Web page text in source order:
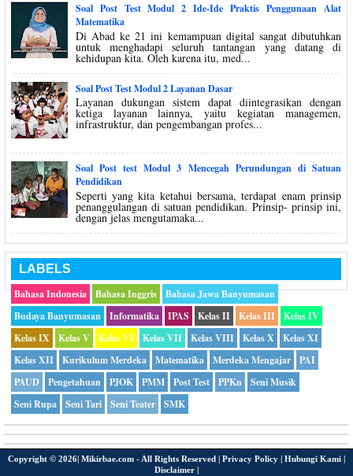
Soal Post Test Modul 2 Ide-Ide Praktis Penggunaan Alat
Matematika
Di Abad ke 21 ini kemampuan digital sangat dibutuhkan
untuk menghadapi seluruh tantangan yang datang di
kehidupan kita. Oleh karena itu, med...
Soal Post Test Modul 2 Layanan Dasar
Layanan dukungan sistem dapat diintegrasikan dengan
ketiga layanan lainnya, yaitu kegiatan managemen,
infrastruktur, dan pengembangan profes...
Soal Post test Modul 3 Mencegah Perundungan di Satuan
Pendidikan
Seperti yang kita ketahui bersama, terdapat enam prinsip
penanggulangan di satuan pendidikan. Prinsip- prinsip ini,
dengan jelas mengutamaka...
LABELS
Bahasa Indonesia
Bahasa Inggris
Bahasa Jawa Banyumasan
Budaya Banyumasan
Informatika IPAS Kelas II Kelas III
Kelas IV
Kelas IX
Kelas V Kelas VI Kelas VII Kelas VIII Kelas X
Kelas XI
Kelas XII
Kurikulum Merdeka Matematika Merdeka Mengajar
PAI
PAUD
Pengetahuan PJOK PMM Post Test PPKn
Seni Musik
Seni Rupa
Seni Tari Seni Teater SMK
Copyright © 2026| Mikirbae.com - All Rights Reserved | Privacy Policy | Hubungi Kami |
Disclaimer |